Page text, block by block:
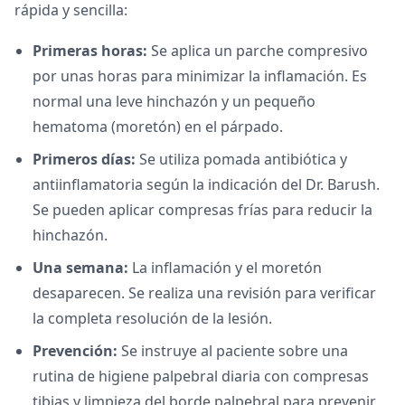
rápida y sencilla:
Primeras horas: Se aplica un parche compresivo
por unas horas para minimizar la inflamación. Es
normal una leve hinchazón y un pequeño
hematoma (moretón) en el párpado.
Primeros días: Se utiliza pomada antibiótica y
antiinflamatoria según la indicación del Dr. Barush.
Se pueden aplicar compresas frías para reducir la
hinchazón.
Una semana: La inflamación y el moretón
desaparecen. Se realiza una revisión para verificar
la completa resolución de la lesión.
Prevención: Se instruye al paciente sobre una
rutina de higiene palpebral diaria con compresas